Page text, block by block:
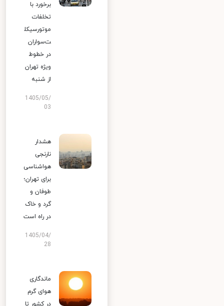
برخورد با
تخلفات
موتورسیکل
ت‌سواران
در خطوط
ویژه تهران
از شنبه
1405/05/
03
هشدار
نارنجی
هواشناسی
برای تهران؛
طوفان و
گرد و خاک
در راه است
1405/04/
28
ماندگاری
هوای گرم
در کشور تا